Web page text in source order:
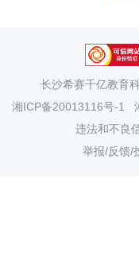
长沙希赛千亿教育
湘ICP备20013116号-1
违法和不良
举报/反馈/